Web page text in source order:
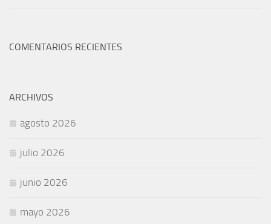
COMENTARIOS RECIENTES
ARCHIVOS
agosto 2026
julio 2026
junio 2026
mayo 2026